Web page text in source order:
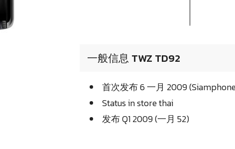
一般信息 TWZ TD92
首次发布 6 一月 2009
Status in store thai
发布 Q1 2009 (一月 52)